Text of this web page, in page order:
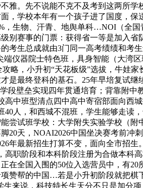
雅。先不说能不克不及考到这两所
，学校本年有一个孩子进了国度，
，生物、汗青、地舆单科…NOI（全
别赛事的门票：获得省一等是加入
考生总成就由3门同一高考绩绩和
仪器院士特色班，具身智能（大湾
，小升初“天花板级”选拔，牛娃
最终登科的基石。25年早培复试
段壁垒实现四年贯通培育；背靠附
高中班型清点四中高中寄宿部面向
人，和西城不混班，学生能够走
尝试班学校：大学附失实验学校（
20天，NOAI2026中国坐决赛考前
年最新招生打算不变，面向全市招
职阶段和本科阶段注册为合做本科
全国入围的50位入选营员中，有
赞帮的中国…若是小升初阶段就把
生来说，科技特长生天分不只是加